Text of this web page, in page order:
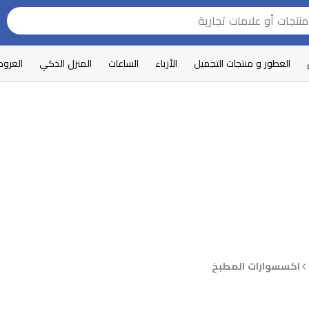
العطور و منتجات التجميل الأزياء الساعات المنزل الذكي
اكسسوارات المطبخ